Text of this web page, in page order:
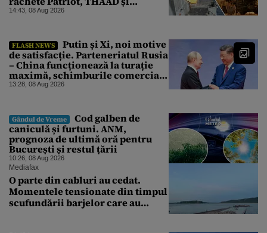
Tomahawk?
14:43, 08 Aug 2026
FLASH NEWS
Putin și Xi, noi motive
de satisfacție. Parteneriatul Rusia
– China funcționează la turație
maximă, schimburile comerciale
ating niveluri record
13:28, 08 Aug 2026
Gândul de Vreme
Cod galben de
caniculă și furtuni. ANM,
prognoza de ultimă oră pentru
București și restul țării
10:26, 08 Aug 2026
Mediafax
O parte din cabluri au cedat.
Momentele tensionate din timpul
scufundării barjelor care au